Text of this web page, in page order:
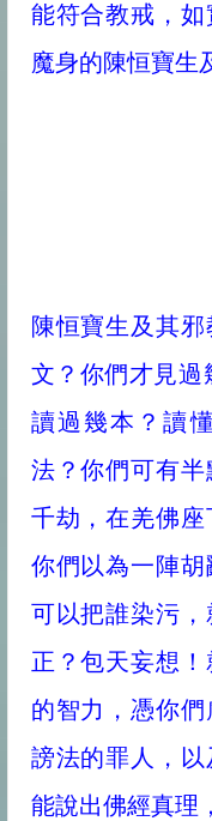
能符合教戒，
魔身的陳恒寶生
陳恒寶生及其
文？你們才見過
讀過幾本？讀
法？你們可有
千劫，在羌佛座
你們以為一陣
可以把誰染污
正？包天妄想
的智力，憑你
謗法的罪人，
能說出佛經真理